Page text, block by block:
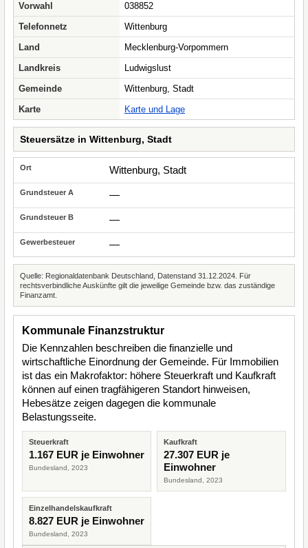
Vorwahl
038852
Telefonnetz
Wittenburg
Land
Mecklenburg-Vorpommern
Landkreis
Ludwigslust
Gemeinde
Wittenburg, Stadt
Karte
Karte und Lage
Steuersätze in Wittenburg, Stadt
Wittenburg, Stadt
—
—
—
Quelle: Regionaldatenbank Deutschland, Datenstand 31.12.2024. Für
rechtsverbindliche Auskünfte gilt die jeweilige Gemeinde bzw. das zuständige
Finanzamt.
Kommunale Finanzstruktur
Die Kennzahlen beschreiben die finanzielle und
wirtschaftliche Einordnung der Gemeinde. Für Immobilien
ist das ein Makrofaktor: höhere Steuerkraft und Kaufkraft
können auf einen tragfähigeren Standort hinweisen,
Hebesätze zeigen dagegen die kommunale
Belastungsseite.
Steuerkraft
1.167 EUR je Einwohner
Bundesland, 2023
Kaufkraft
27.307 EUR je
Einwohner
Bundesland, 2023
Einzelhandelskaufkraft
8.827 EUR je Einwohner
Bundesland, 2023